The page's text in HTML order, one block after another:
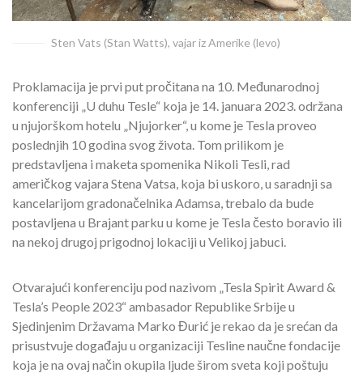
Sten Vats (Stan Watts), vajar iz Amerike (levo)
Proklamacija je prvi put pročitana na 10. Međunarodnoj
konferenciji „U duhu Tesle“ koja je 14. januara 2023. održana
u njujorškom hotelu „Njujorker“, u kome je Tesla proveo
poslednjih 10 godina svog života. Tom prilikom je
predstavljena i maketa spomenika Nikoli Tesli, rad
američkog vajara Stena Vatsa, koja bi uskoro, u saradnji sa
kancelarijom gradonačelnika Adamsa, trebalo da bude
postavljena u Brajant parku u kome je Tesla često boravio ili
na nekoj drugoj prigodnoj lokaciji u Velikoj jabuci.
Otvarajući konferenciju pod nazivom „Tesla Spirit Award &
Tesla’s People 2023“ ambasador Republike Srbije u
Sjedinjenim Državama Marko Đurić je rekao da je srećan da
prisustvuje događaju u organizaciji Tesline naučne fondacije
koja je na ovaj način okupila ljude širom sveta koji poštuju